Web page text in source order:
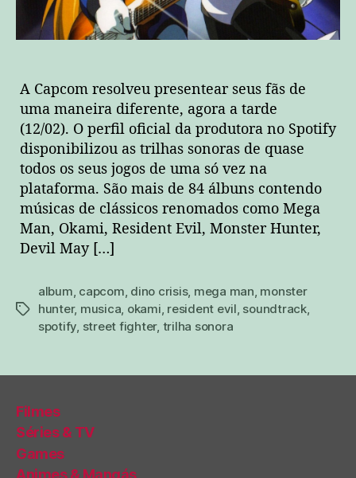
A Capcom resolveu presentear seus fãs de
uma maneira diferente, agora a tarde
(12/02). O perfil oficial da produtora no Spotify
disponibilizou as trilhas sonoras de quase
todos os seus jogos de uma só vez na
plataforma. São mais de 84 álbuns contendo
músicas de clássicos renomados como Mega
Man, Okami, Resident Evil, Monster Hunter,
Devil May […]
tags
album, capcom, dino crisis, mega man, monster
hunter, musica, okami, resident evil, soundtrack,
spotify, street fighter, trilha sonora
Filmes
Séries & TV
Games
Animes & Mangás